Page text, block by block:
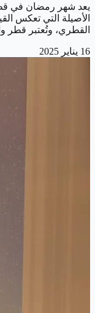
يعد شهر رمضان في قطر
الأصيلة التي تعكس
القطري، وتُعتبر
16 يناير 2025